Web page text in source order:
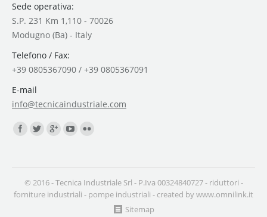
Sede operativa:
S.P. 231 Km 1,110 - 70026
Modugno (Ba) - Italy
Telefono / Fax:
+39 0805367090 / +39 0805367091
E-mail
info@tecnicaindustriale.com
Find us on:
© 2016 - Tecnica Industriale Srl - P.Iva 00324840727 - riduttori -
forniture industriali - pompe industriali - created bywww.omnilink.it
Sitemap